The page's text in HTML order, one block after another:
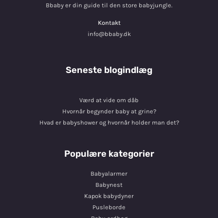
Bbaby er din guide til den store babyjungle.
Kontakt
info@bbaby.dk
Seneste blogindlæg
Værd at vide om dåb
Hvornår begynder baby at grine?
Hvad er babyshower og hvornår holder man det?
Populære kategorier
Babyalarmer
Babynest
Kapok babydyner
Pusleborde